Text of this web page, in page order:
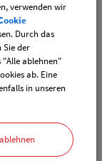
verwenden wir
Durch das
Sie der
"Alle ablehnen"
ab. Eine
in unseren